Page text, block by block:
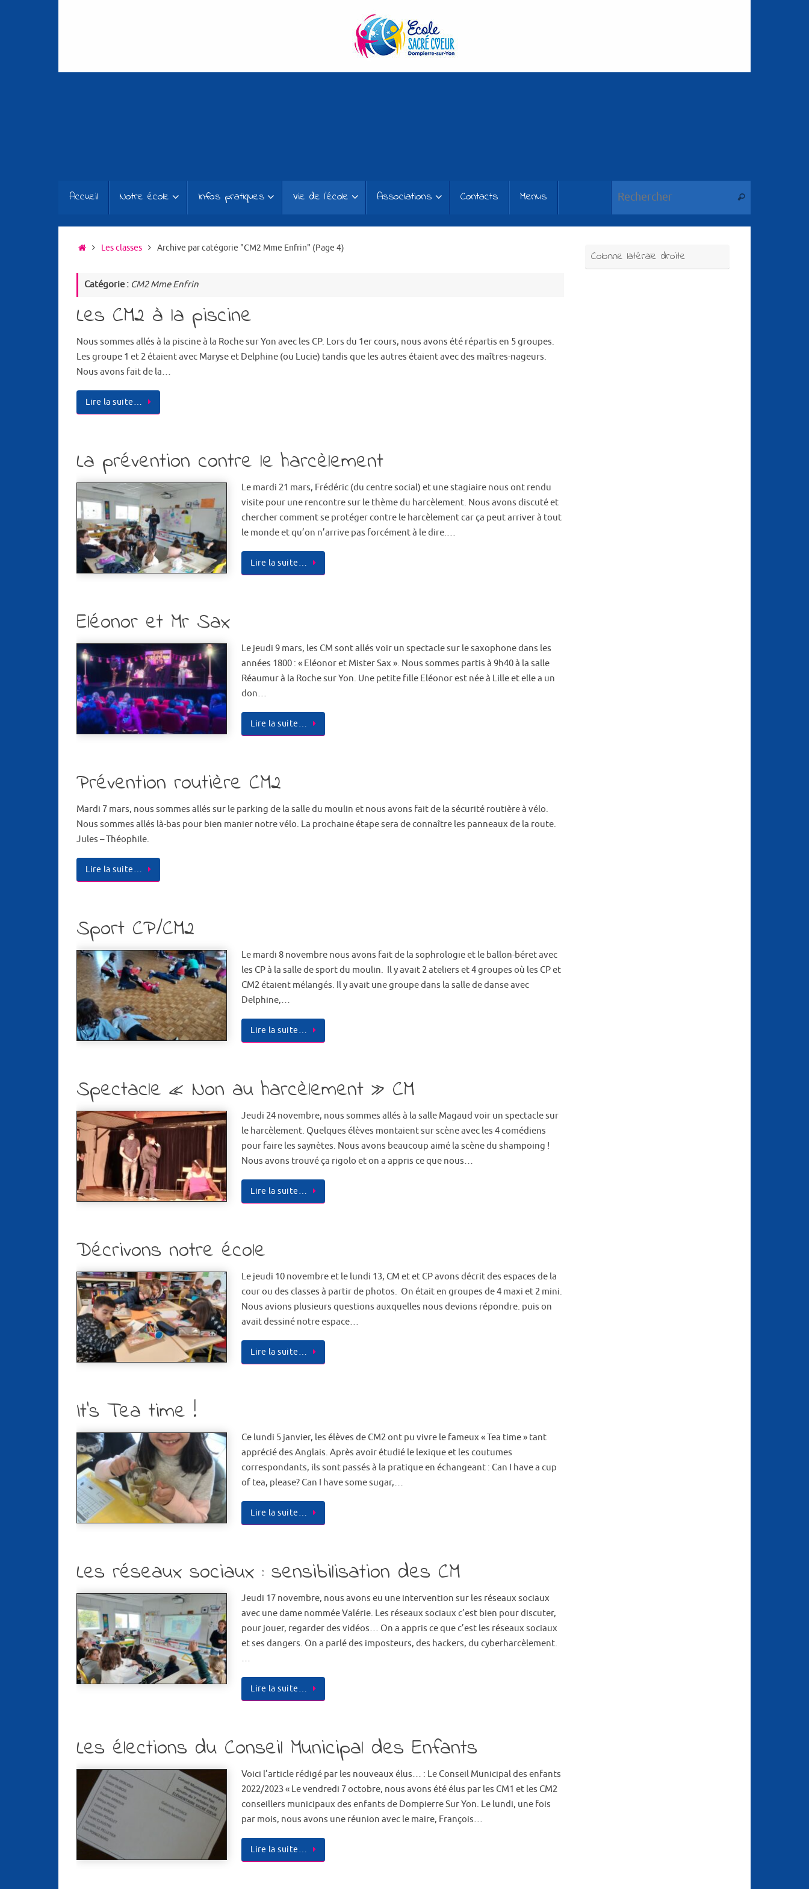
Accueil Notre école Infos pratiques Vie de l’école Associations Contacts Menus Rechercher
AccueilLes classes Archive par catégorie "CM2 Mme Enfrin" (Page 4)
Catégorie : CM2 Mme Enfrin
Les CM2 à la piscine
Nous sommes allés à la piscine à la Roche sur Yon avec les CP. Lors du 1er cours, nous avons été répartis en 5 groupes.
Les groupe 1 et 2 étaient avec Maryse et Delphine (ou Lucie) tandis que les autres étaient avec des maîtres-nageurs.
Nous avons fait de la…
Lire la suite…
La prévention contre le harcèlement
Le mardi 21 mars, Frédéric (du centre social) et une stagiaire nous ont rendu
visite pour une rencontre sur le thème du harcèlement. Nous avons discuté et
chercher comment se protéger contre le harcèlement car ça peut arriver à tout
le monde et qu’on n’arrive pas forcément à le dire.…
Lire la suite…
Eléonor et Mr Sax
Le jeudi 9 mars, les CM sont allés voir un spectacle sur le saxophone dans les
années 1800 : « Eléonor et Mister Sax ». Nous sommes partis à 9h40 à la salle
Réaumur à la Roche sur Yon. Une petite fille Eléonor est née à Lille et elle a un
don…
Lire la suite…
Prévention routière CM2
Mardi 7 mars, nous sommes allés sur le parking de la salle du moulin et nous avons fait de la sécurité routière à vélo.
Nous sommes allés là-bas pour bien manier notre vélo. La prochaine étape sera de connaître les panneaux de la route.
Jules – Théophile.
Lire la suite…
Sport CP/CM2
Le mardi 8 novembre nous avons fait de la sophrologie et le ballon-béret avec
les CP à la salle de sport du moulin. Il y avait 2 ateliers et 4 groupes où les CP et
CM2 étaient mélangés. Il y avait une groupe dans la salle de danse avec
Delphine,…
Lire la suite…
Spectacle « Non au harcèlement » CM
Jeudi 24 novembre, nous sommes allés à la salle Magaud voir un spectacle sur
le harcèlement. Quelques élèves montaient sur scène avec les 4 comédiens
pour faire les saynètes. Nous avons beaucoup aimé la scène du shampoing !
Nous avons trouvé ça rigolo et on a appris ce que nous…
Lire la suite…
Décrivons notre école
Le jeudi 10 novembre et le lundi 13, CM et et CP avons décrit des espaces de la
cour ou des classes à partir de photos. On était en groupes de 4 maxi et 2 mini.
Nous avions plusieurs questions auxquelles nous devions répondre. puis on
avait dessiné notre espace…
Lire la suite…
It’s Tea time !
Ce lundi 5 janvier, les élèves de CM2 ont pu vivre le fameux « Tea time » tant
apprécié des Anglais. Après avoir étudié le lexique et les coutumes
correspondants, ils sont passés à la pratique en échangeant : Can I have a cup
of tea, please? Can I have some sugar,…
Lire la suite…
Les réseaux sociaux : sensibilisation des CM
Jeudi 17 novembre, nous avons eu une intervention sur les réseaux sociaux
avec une dame nommée Valérie. Les réseaux sociaux c’est bien pour discuter,
pour jouer, regarder des vidéos… On a appris ce que c’est les réseaux sociaux
et ses dangers. On a parlé des imposteurs, des hackers, du cyberharcèlement.
…
Lire la suite…
Les élections du Conseil Municipal des Enfants
Voici l’article rédigé par les nouveaux élus… : Le Conseil Municipal des enfants
2022/2023 « Le vendredi 7 octobre, nous avons été élus par les CM1 et les CM2
conseillers municipaux des enfants de Dompierre Sur Yon. Le lundi, une fois
par mois, nous avons une réunion avec le maire, François…
Lire la suite…
Colonne latérale droite